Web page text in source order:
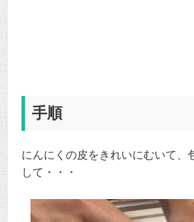
手順
にんにくの皮をきれいにむいて、
して・・・